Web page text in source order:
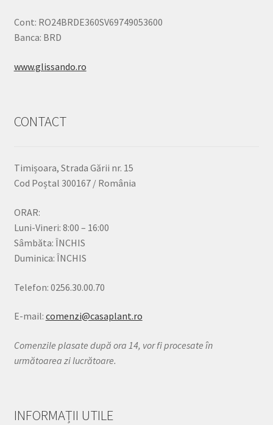
Cont: RO24BRDE360SV69749053600
Banca: BRD
www.glissando.ro
CONTACT
Timișoara, Strada Gării nr. 15
Cod Poștal 300167 / România
ORAR:
Luni-Vineri: 8:00 – 16:00
Sâmbăta: ÎNCHIS
Duminica: ÎNCHIS
Telefon: 0256.30.00.70
E-mail: comenzi@casaplant.ro
Comenzile plasate după ora 14, vor fi procesate în
următoarea zi lucrătoare.
INFORMAȚII UTILE